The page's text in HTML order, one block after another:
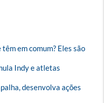
em comum? Eles são
Indy e atletas
desenvolva ações